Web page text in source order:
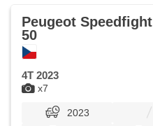
x7
Peugeot Speedfight
50
4T 2023
2023